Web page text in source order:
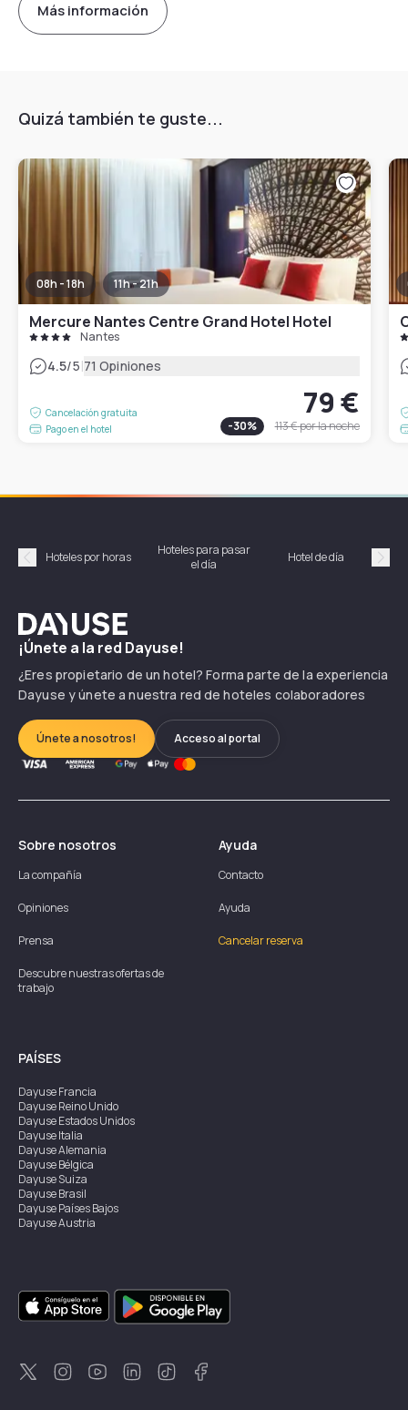
Más información
Quizá también te guste...
08h - 18h 11h - 21h
Mercure Nantes Centre Grand Hotel Hotel
Nantes
4.5/5|71 Opiniones
Cancelación gratuita
Pago en el hotel
79 €
-30% 113 €por la noche
Précédent
Hoteles por horas
Hoteles para pasar
el día
Hotel de día
Dayuse
¡Únete a la red Dayuse!
¿Eres propietario de un hotel? Forma parte de la experiencia
Dayuse y únete a nuestra red de hoteles colaboradores
Únete a nosotros! Acceso al portal
Sobre nosotros
La compañía
Opiniones
Prensa
Descubre nuestras ofertas de
trabajo
Ayuda
Contacto
Ayuda
Cancelar reserva
PAÍSES
DayuseFrancia
DayuseReino Unido
DayuseEstados Unidos
DayuseItalia
DayuseAlemania
DayuseBélgica
DayuseSuiza
DayuseBrasil
DayusePaíses Bajos
DayuseAustria
DayuseSingapur
DayuseSuecia
DayuseTailandia
DayuseNueva Zelanda
DayuseTurquía